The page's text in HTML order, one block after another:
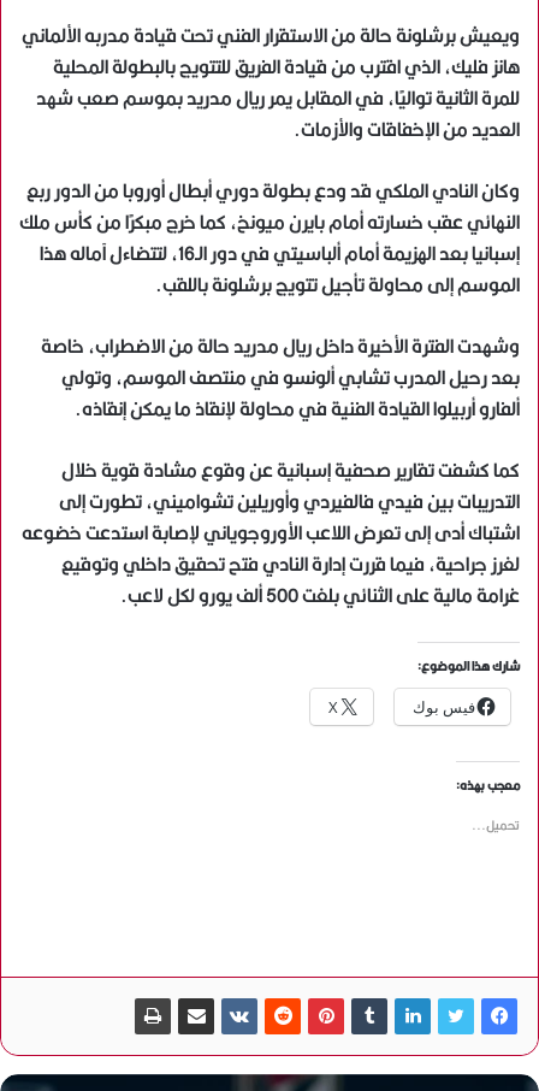
ويعيش برشلونة حالة من الاستقرار الفني تحت قيادة مدربه الألماني
هانز فليك، الذي اقترب من قيادة الفريق للتتويج بالبطولة المحلية
للمرة الثانية تواليًا، في المقابل يمر ريال مدريد بموسم صعب شهد
العديد من الإخفاقات والأزمات.
وكان النادي الملكي قد ودع بطولة دوري أبطال أوروبا من الدور ربع
النهائي عقب خسارته أمام بايرن ميونخ، كما خرج مبكرًا من كأس ملك
إسبانيا بعد الهزيمة أمام ألباسيتي في دور الـ16، لتتضاءل آماله هذا
الموسم إلى محاولة تأجيل تتويج برشلونة باللقب.
وشهدت الفترة الأخيرة داخل ريال مدريد حالة من الاضطراب، خاصة
بعد رحيل المدرب تشابي ألونسو في منتصف الموسم، وتولي
ألفارو أربيلوا القيادة الفنية في محاولة لإنقاذ ما يمكن إنقاذه.
كما كشفت تقارير صحفية إسبانية عن وقوع مشادة قوية خلال
التدريبات بين فيدي فالفيردي وأوريلين تشواميني، تطورت إلى
اشتباك أدى إلى تعرض اللاعب الأوروجوياني لإصابة استدعت خضوعه
لغرز جراحية، فيما قررت إدارة النادي فتح تحقيق داخلي وتوقيع
غرامة مالية على الثنائي بلغت 500 ألف يورو لكل لاعب.
شارك هذا الموضوع:
فيس بوك X
معجب بهذه:
تحميل...